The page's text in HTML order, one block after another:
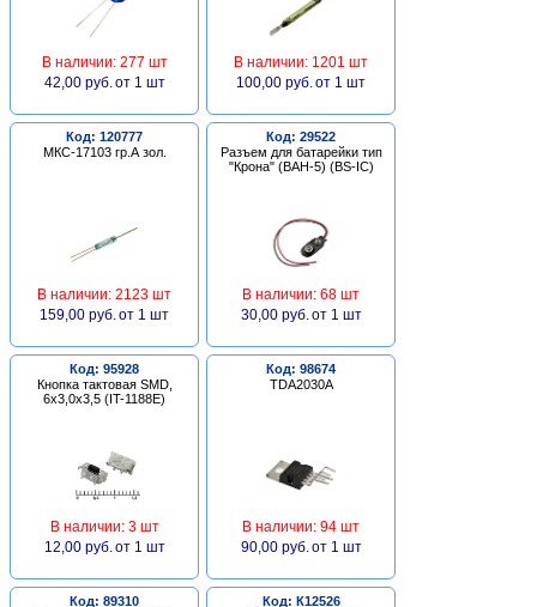
В наличии: 277 шт
42,00 руб. от 1 шт
В наличии: 1201 шт
100,00 руб. от 1 шт
Код: 120777
МКС-17103 гр.А зол.
В наличии: 2123 шт
159,00 руб. от 1 шт
Код: 29522
Разъем для батарейки тип
"Крона" (BAH-5) (BS-IC)
В наличии: 68 шт
30,00 руб. от 1 шт
Код: 95928
Кнопка тактовая SMD,
6х3,0х3,5 (IT-1188E)
В наличии: 3 шт
12,00 руб. от 1 шт
Код: 98674
TDA2030A
В наличии: 94 шт
90,00 руб. от 1 шт
Код: 89310
Код: К12526